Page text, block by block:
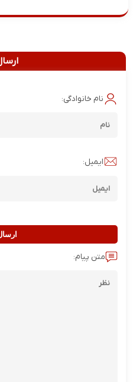
نام خانوادگی:
ایمیل:
متن پیام: